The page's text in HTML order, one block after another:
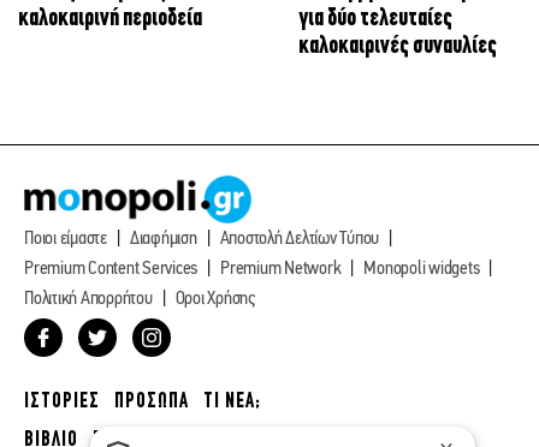
καλοκαιρινή περιοδεία
για δύο τελευταίες
καλοκαιρινές συναυλίες
Ποιοι είμαστε Διαφήμιση
Αποστολή Δελτίων Τύπου
Premium Content Services
Premium Network
Monopoli widgets
Πολιτική Απορρήτου
Οροι Χρήσης
ΙΣΤΟΡΙΕΣ ΠΡΟΣΩΠΑ
ΤΙ ΝΕΑ;
ΒΙΒΛΙΟ
ΕΥ ΖΗΝ